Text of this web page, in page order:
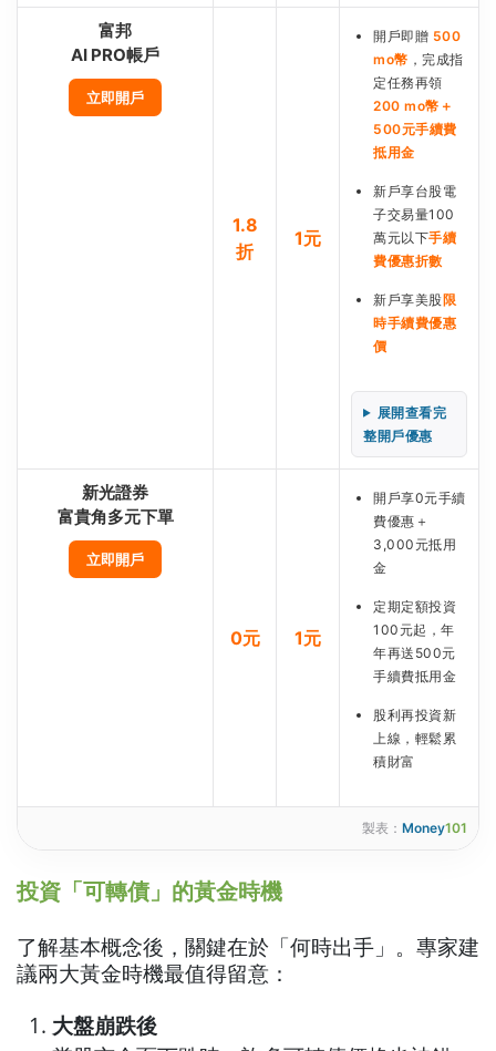
富邦
AI PRO帳戶
立即開戶
1.8
折
1元
開戶即贈 500
mo幣 ，完成指
定任務再領
200 mo幣＋
500元手續費
抵用金
新戶享台股電
子交易量100
萬元以下手續
費優惠折數
新戶享美股限
時手續費優惠
價
展開查看完
整開戶優惠
新光證券
富貴角多元下單
立即開戶
0元 1元
開戶享0元手續
費優惠＋
3,000元抵用
金
定期定額投資
100元起，年
年再送500元
手續費抵用金
股利再投資新
上線，輕鬆累
積財富
製表： Money101
投資「可轉債」的黃金時機
了解基本概念後，關鍵在於「何時出手」。專家建
議兩大黃金時機最值得留意：
大盤崩跌後